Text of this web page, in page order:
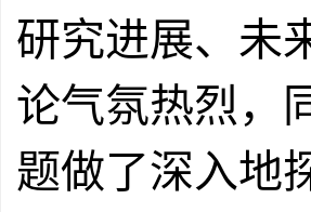
研究进展、未
论气氛热烈，
题做了深入地